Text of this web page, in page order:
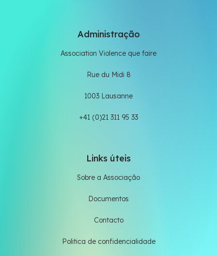
Administração
Association Violence que faire
Rue du Midi 8
1003 Lausanne
+41 (0)21 311 95 33
Links úteis
Sobre a Associação
Documentos
Contacto
Politica de confidencialidade